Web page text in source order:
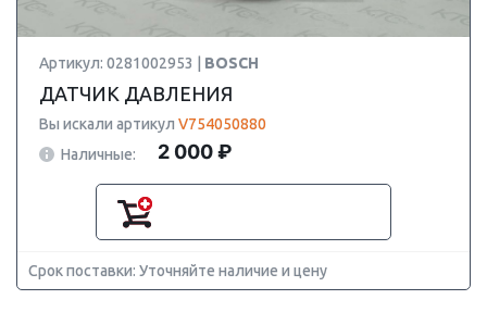
Артикул: 0281002953 | BOSCH
ДАТЧИК ДАВЛЕНИЯ
Вы искали артикул V754050880
Наличные:
2 000 ₽
Срок поставки: Уточняйте наличие и цену